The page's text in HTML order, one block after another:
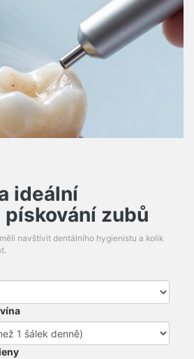
ideální
zubů
navštívit dentálního hygienistu a kolik